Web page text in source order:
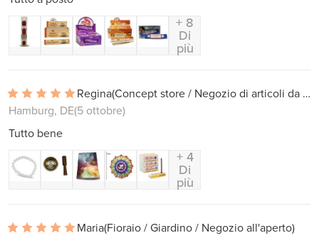
+ 8
Di
più
Regina
(Concept store / Negozio di articoli da regalo)
Hamburg, DE(5 ottobre)
Tutto bene
+ 4
Di
più
Maria(Fioraio / Giardino / Negozio all'aperto)